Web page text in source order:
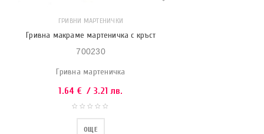
ГРИВНИ МАРТЕНИЧКИ
Гривна макраме мартеничка с кръст
700230
Гривна мартеничка
1.64 € / 3.21 лв.
ОЩЕ